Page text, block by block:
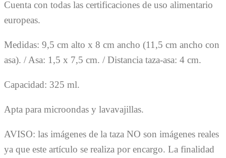
Cuenta con todas las certificaciones de uso alimentario
europeas.
Medidas: 9,5 cm alto x 8 cm ancho (11,5 cm ancho con
asa). / Asa: 1,5 x 7,5 cm. / Distancia taza-asa: 4 cm.
Capacidad: 325 ml.
Apta para microondas y lavavajillas.
AVISO: las imágenes de la taza NO son imágenes reales
ya que este artículo se realiza por encargo. La finalidad